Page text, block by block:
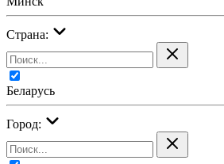
Страна:
Беларусь
Город: